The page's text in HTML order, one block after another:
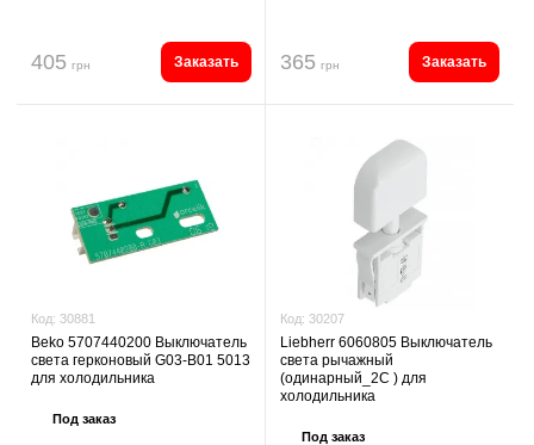
405 грн Заказать 365 грн Заказать
Код: 30881
Beko 5707440200 Выключатель
света герконовый G03-B01 5013
для холодильника
Под заказ
Код: 30207
Liebherr 6060805 Выключатель
света рычажный
(одинарный_2С ) для
холодильника
Под заказ